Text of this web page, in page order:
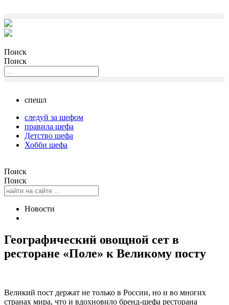
Поиск
Поиск
спешл
следуй за шефом
правила шефа
Детство шефа
Хобби шефа
Поиск
Поиск
Новости
Географический овощной сет в
ресторане «Поле» к Великому посту
Великий пост держат не только в России, но и во многих
странах мира, что и вдохновило бренд-шефа ресторана